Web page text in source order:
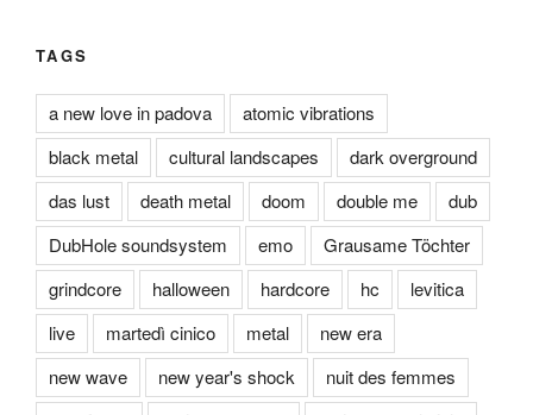
TAGS
a new love in padova
atomic vibrations
black metal
cultural landscapes
dark overground
das lust
death metal doom double me
dub
DubHole soundsystem
emo
Grausame Töchter
grindcore
halloween hardcore hc
levitica
live
martedì cinico metal
new era
new wave
new year's shock
nuit des femmes